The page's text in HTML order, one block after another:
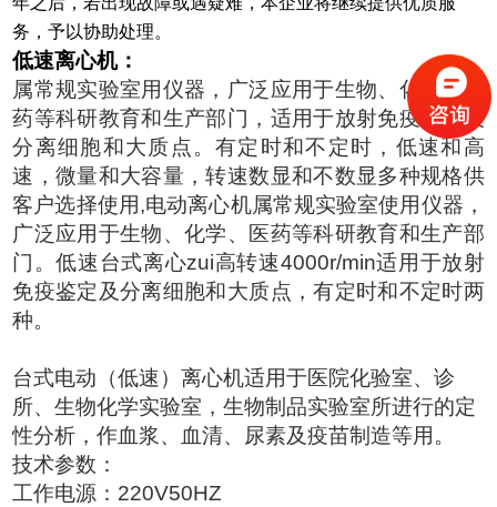
务，予以协助处理。
低速离心机：
属常规实验室用仪器，广泛应用于生物、化学、医
药等科研教育和生产部门，适用于放射免疫鉴定及
分离细胞和大质点。有定时和不定时，低速和高
速，微量和大容量，转速数显和不数显多种规格供
客户选择使用,电动离心机属常规实验室使用仪器，
广泛应用于生物、化学、医药等科研教育和生产部
门。低速台式离心zui高转速4000r/min适用于放射
免疫鉴定及分离细胞和大质点，有定时和不定时两
种。
台式电动（低速）离心机适用于医院化验室、诊
所、生物化学实验室，生物制品实验室所进行的定
性分析，作血浆、血清、尿素及疫苗制造等用。
技术参数：
工作电源： 220V50HZ